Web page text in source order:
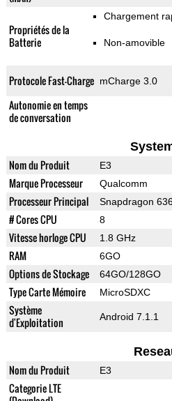
Propriétés de la
Batterie
Chargement
Non-amovible
Protocole Fast-Charge mCharge 3.0
Autonomie en temps
de conversation
Nom du Produit E3
Marque Processeur Qualcomm
Processeur Principal Snapdragon
# Cores CPU 8
Vitesse horloge CPU 1.8 GHz
RAM 6GO
Options de Stockage 64GO/128GO
Type Carte Mémoire MicroSDXC
Système
d'Exploitation
Android 7.1.1
Nom du Produit E3
Categorie LTE